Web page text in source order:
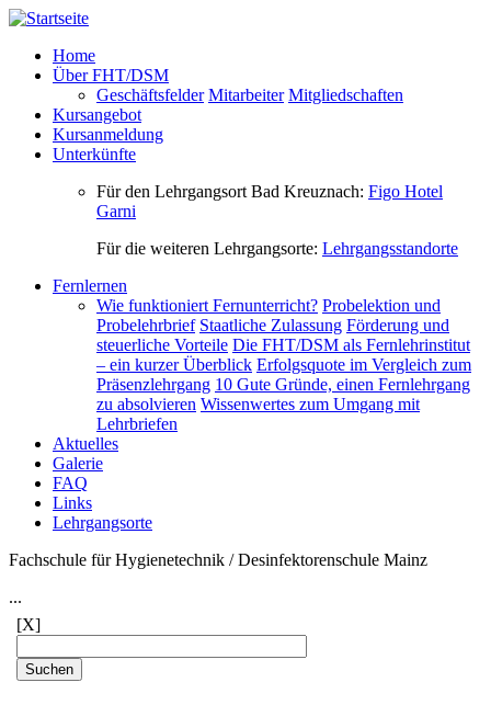
Direkt zum Inhalt
Home
Über FHT/DSM
Geschäftsfelder Mitarbeiter Mitgliedschaften
Kursangebot
Kursanmeldung
Unterkünfte
Für den Lehrgangsort Bad Kreuznach: Figo Hotel
Garni
Für die weiteren Lehrgangsorte: Lehrgangsstandorte
Fernlernen
Wie funktioniert Fernunterricht? Probelektion und
Probelehrbrief Staatliche Zulassung Förderung und
steuerliche Vorteile Die FHT/DSM als Fernlehrinstitut
– ein kurzer Überblick Erfolgsquote im Vergleich zum
Präsenzlehrgang 10 Gute Gründe, einen Fernlehrgang
zu absolvieren Wissenwertes zum Umgang mit
Lehrbriefen
Aktuelles
Galerie
FAQ
Links
Lehrgangsorte
Fachschule für Hygienetechnik / Desinfektorenschule Mainz
...
[X]